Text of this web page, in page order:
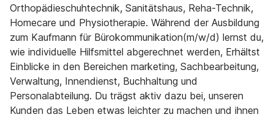
Orthopädieschuhtechnik, Sanitätshaus, Reha-Technik,
Homecare und Physiotherapie. Während der Ausbildung
zum Kaufmann für Bürokommunikation(m/w/d) lernst du,
wie individuelle Hilfsmittel abgerechnet werden, Erhältst
Einblicke in den Bereichen marketing, Sachbearbeitung,
Verwaltung, Innendienst, Buchhaltung und
Personalabteilung. Du trägst aktiv dazu bei, unseren
Kunden das Leben etwas leichter zu machen und ihnen